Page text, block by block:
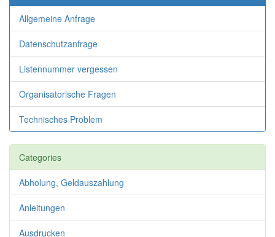
Allgemeine Anfrage
Datenschutzanfrage
Listennummer vergessen
Organisatorische Fragen
Technisches Problem
Categories
Abholung, Geldauszahlung
Anleitungen
Ausdrucken